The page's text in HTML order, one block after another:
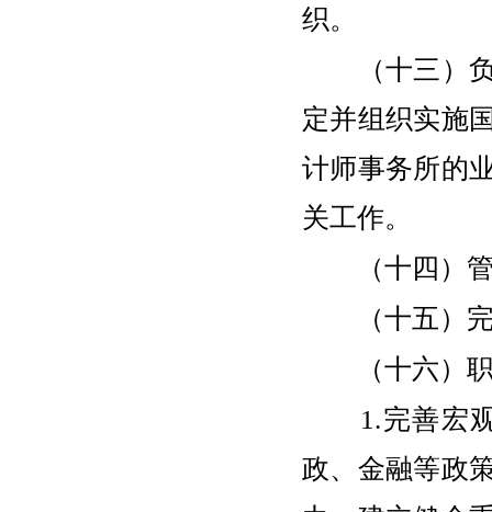
织。
（十三）负
定并组织实施
计师事务所的
关工作。
（十四）管
（十五）完
（十六）职
1.完善宏观
政、金融等政